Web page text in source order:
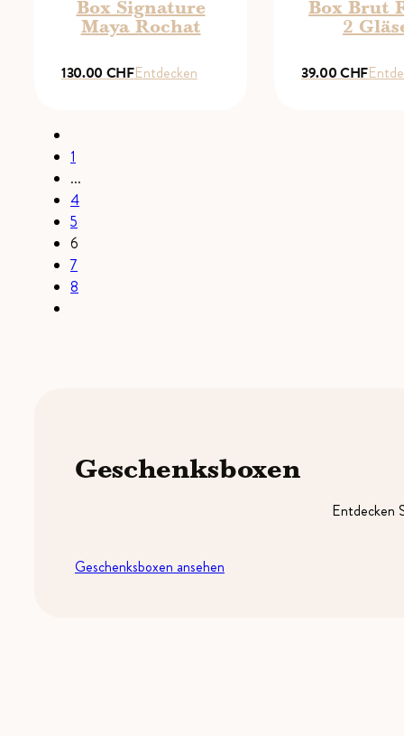
Box Signature
Maya Rochat
130.00 CHFEntdecken
Box Brut
2
39.00CHF
1
...
4
5
6
7
8
Geschenksboxen
Entdecken
Geschenksboxen ansehen